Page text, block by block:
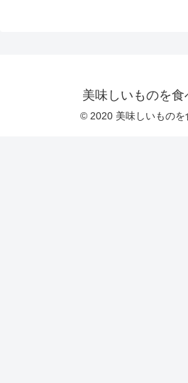
美味しいものを食
© 2020 美味しいものを